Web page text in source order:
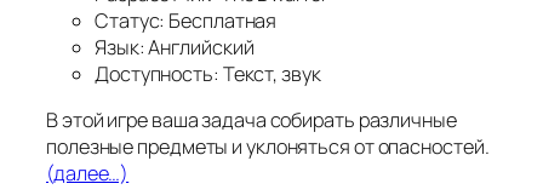
Статус: Бесплатная
Язык: Английский
Доступность: Текст, звук
В этой игре ваша задача собирать различные
полезные предметы и уклоняться от опасностей.
(далее…)